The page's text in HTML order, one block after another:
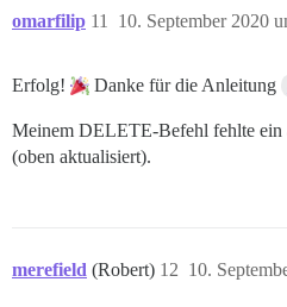
omarfilip 10. September 2020
11
Erfolg! Danke für die Anleitung
Meinem DELETE-Befehl fehlte ein
(oben aktualisiert).
merefield (Robert) 10.
12